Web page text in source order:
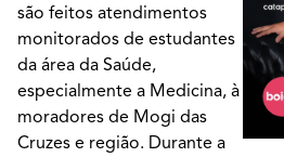
são feitos atendimentos
monitorados de estudantes
da área da Saúde,
especialmente a Medicina, à
moradores de Mogi das
Cruzes e região. Durante a